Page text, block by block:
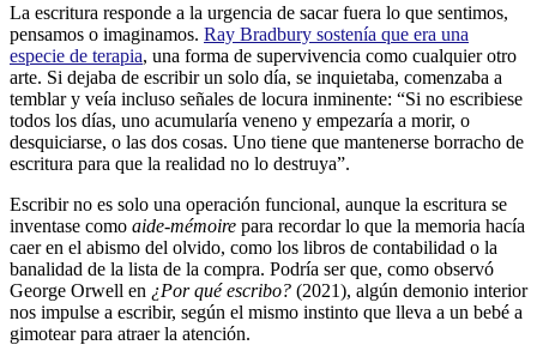
La escritura responde a la urgencia de sacar fuera lo que sentimos,
pensamos o imaginamos. Ray Bradbury sostenía que era una
especie de terapia, una forma de supervivencia como cualquier otro
arte. Si dejaba de escribir un solo día, se inquietaba, comenzaba a
temblar y veía incluso señales de locura inminente: “Si no escribiese
todos los días, uno acumularía veneno y empezaría a morir, o
desquiciarse, o las dos cosas. Uno tiene que mantenerse borracho de
escritura para que la realidad no lo destruya”.
Escribir no es solo una operación funcional, aunque la escritura se
inventase como aide-mémoire para recordar lo que la memoria hacía
caer en el abismo del olvido, como los libros de contabilidad o la
banalidad de la lista de la compra. Podría ser que, como observó
George Orwell en ¿Por qué escribo? (2021), algún demonio interior
nos impulse a escribir, según el mismo instinto que lleva a un bebé a
gimotear para atraer la atención.